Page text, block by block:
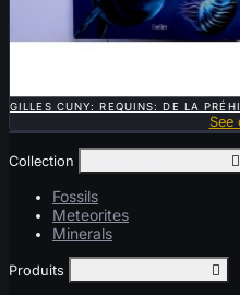
GILLES CUNY: REQUINS: DE LA
See
Collection 
Fossils
Meteorites
Minerals
Produits 